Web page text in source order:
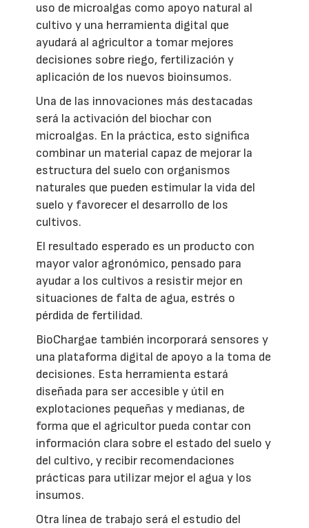
uso de microalgas como apoyo natural al
cultivo y una herramienta digital que
ayudará al agricultor a tomar mejores
decisiones sobre riego, fertilización y
aplicación de los nuevos bioinsumos.
Una de las innovaciones más destacadas
será la activación del biochar con
microalgas. En la práctica, esto significa
combinar un material capaz de mejorar la
estructura del suelo con organismos
naturales que pueden estimular la vida del
suelo y favorecer el desarrollo de los
cultivos.
El resultado esperado es un producto con
mayor valor agronómico, pensado para
ayudar a los cultivos a resistir mejor en
situaciones de falta de agua, estrés o
pérdida de fertilidad.
BioChargae también incorporará sensores y
una plataforma digital de apoyo a la toma de
decisiones. Esta herramienta estará
diseñada para ser accesible y útil en
explotaciones pequeñas y medianas, de
forma que el agricultor pueda contar con
información clara sobre el estado del suelo y
del cultivo, y recibir recomendaciones
prácticas para utilizar mejor el agua y los
insumos.
Otra línea de trabajo será el estudio del